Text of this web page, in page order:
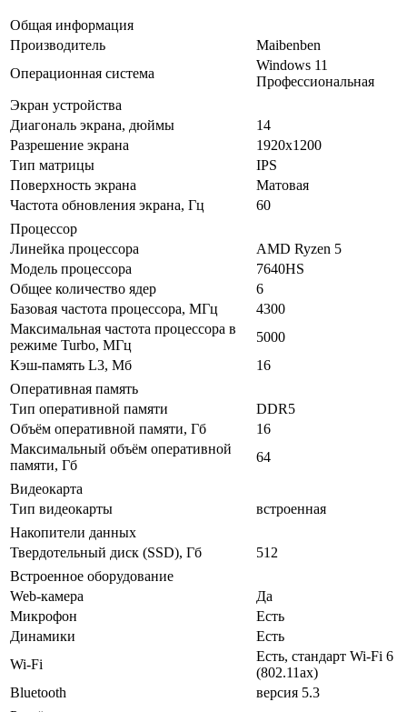
Общая информация
Производитель
Maibenben
Операционная система
Windows 11
Профессиональная
Экран устройства
Диагональ экрана, дюймы
14
Разрешение экрана
1920x1200
Тип матрицы
IPS
Поверхность экрана
Матовая
Частота обновления экрана, Гц
60
Процессор
Линейка процессора
AMD Ryzen 5
Модель процессора
7640HS
Общее количество ядер
6
Базовая частота процессора, МГц
4300
Максимальная частота процессора в
режиме Turbo, МГц
5000
Кэш-память L3, Мб
16
Оперативная память
Тип оперативной памяти
DDR5
Объём оперативной памяти, Гб
16
Максимальный объём оперативной
памяти, Гб
64
Видеокарта
Тип видеокарты
встроенная
Накопители данных
Твердотельный диск (SSD), Гб
512
Встроенное оборудование
Web-камера
Да
Микрофон
Есть
Динамики
Есть
Wi-Fi
Есть, стандарт Wi-Fi 6
(802.11ax)
Bluetooth
версия 5.3